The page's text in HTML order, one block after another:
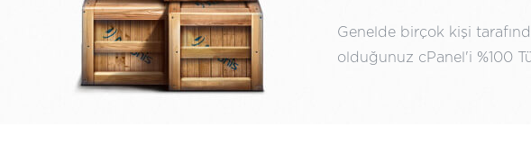
Genelde birçok kişi
olduğunuz cPanel'i %100